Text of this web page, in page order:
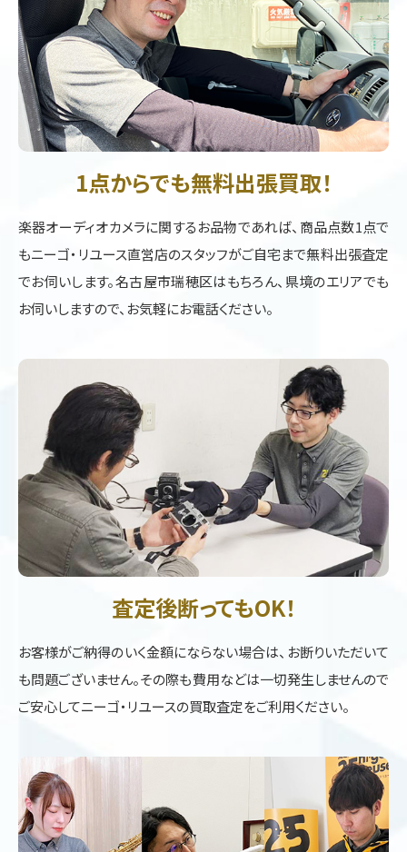
1点からでも無料出張買取！
楽器オーディオカメラに関するお品物であれば、商品点数1点で
もニーゴ・リユース直営店のスタッフがご自宅まで無料出張査定
でお伺いします。名古屋市瑞穂区はもちろん、県境のエリアでも
お伺いしますので、お気軽にお電話ください。
査定後断ってもOK！
お客様がご納得のいく金額にならない場合は、お断りいただいて
も問題ございません。その際も費用などは一切発生しませんので
ご安心してニーゴ・リユースの買取査定をご利用ください。